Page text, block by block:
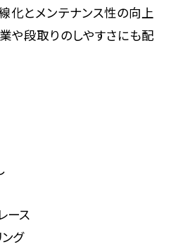
化とメンテナンス性の向上
や段取りのしやすさにも配
ース
グ